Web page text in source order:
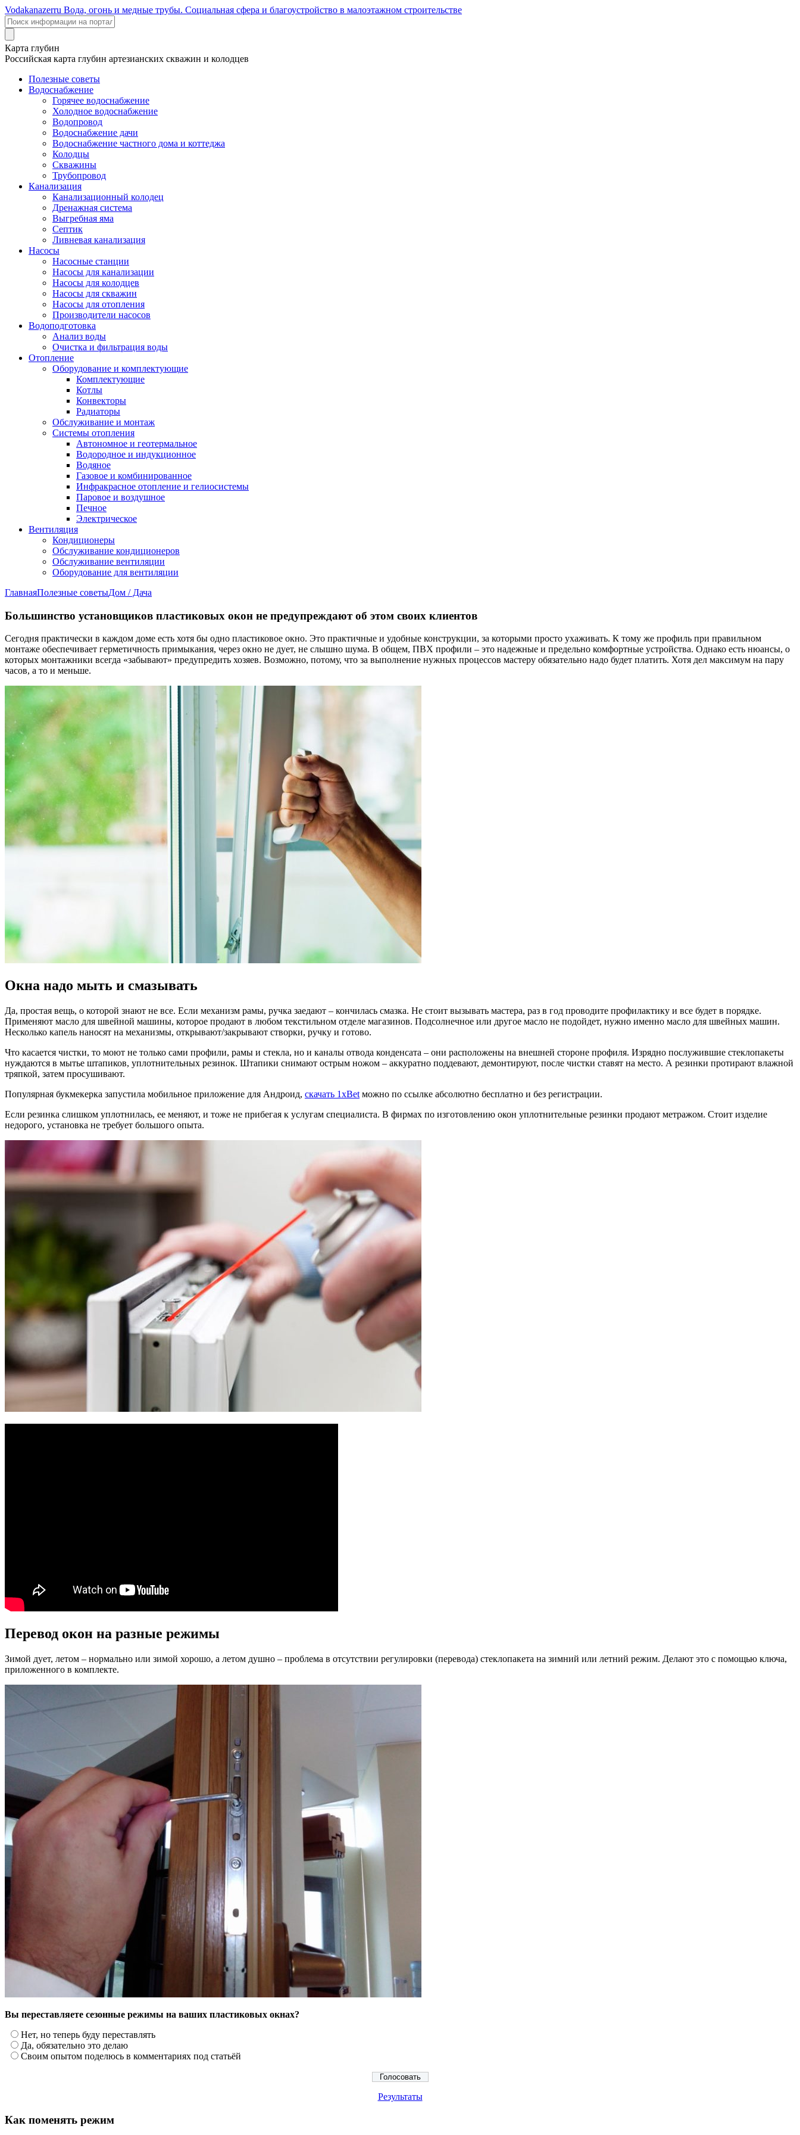
Vodakanazerru Вода, огонь и медные трубы. Социальная сфера и благоустройство в малоэтажном строительстве
Карта глубин
Российская карта глубин артезианских скважин и колодцев
Полезные советы
Водоснабжение
Горячее водоснабжение
Холодное водоснабжение
Водопровод
Водоснабжение дачи
Водоснабжение частного дома и коттеджа
Колодцы
Скважины
Трубопровод
Канализация
Канализационный колодец
Дренажная система
Выгребная яма
Септик
Ливневая канализация
Насосы
Насосные станции
Насосы для канализации
Насосы для колодцев
Насосы для скважин
Насосы для отопления
Производители насосов
Водоподготовка
Анализ воды
Очистка и фильтрация воды
Отопление
Оборудование и комплектующие
Комплектующие
Котлы
Конвекторы
Радиаторы
Обслуживание и монтаж
Системы отопления
Автономное и геотермальное
Водородное и индукционное
Водяное
Газовое и комбинированное
Инфракрасное отопление и гелиосистемы
Паровое и воздушное
Печное
Электрическое
Вентиляция
Кондиционеры
Обслуживание кондиционеров
Обслуживание вентиляции
Оборудование для вентиляции
ГлавнаяПолезные советыДом / Дача
Большинство установщиков пластиковых окон не предупреждают об этом своих клиентов
Сегодня практически в каждом доме есть хотя бы одно пластиковое окно. Это практичные и удобные конструкции, за которыми просто ухаживать. К тому же профиль при правильном
монтаже обеспечивает герметичность примыкания, через окно не дует, не слышно шума. В общем, ПВХ профили – это надежные и предельно комфортные устройства. Однако есть нюансы, о
которых монтажники всегда «забывают» предупредить хозяев. Возможно, потому, что за выполнение нужных процессов мастеру обязательно надо будет платить. Хотя дел максимум на пару
часов, а то и меньше.
Окна надо мыть и смазывать
Да, простая вещь, о которой знают не все. Если механизм рамы, ручка заедают – кончилась смазка. Не стоит вызывать мастера, раз в год проводите профилактику и все будет в порядке.
Применяют масло для швейной машины, которое продают в любом текстильном отделе магазинов. Подсолнечное или другое масло не подойдет, нужно именно масло для швейных машин.
Несколько капель наносят на механизмы, открывают/закрывают створки, ручку и готово.
Что касается чистки, то моют не только сами профили, рамы и стекла, но и каналы отвода конденсата – они расположены на внешней стороне профиля. Изрядно послужившие стеклопакеты
нуждаются в мытье штапиков, уплотнительных резинок. Штапики снимают острым ножом – аккуратно поддевают, демонтируют, после чистки ставят на место. А резинки протирают влажной
тряпкой, затем просушивают.
Популярная букмекерка запустила мобильное приложение для Андроид, скачать 1xBet можно по ссылке абсолютно бесплатно и без регистрации.
Если резинка слишком уплотнилась, ее меняют, и тоже не прибегая к услугам специалиста. В фирмах по изготовлению окон уплотнительные резинки продают метражом. Стоит изделие
недорого, установка не требует большого опыта.
Перевод окон на разные режимы
Зимой дует, летом – нормально или зимой хорошо, а летом душно – проблема в отсутствии регулировки (перевода) стеклопакета на зимний или летний режим. Делают это с помощью ключа,
приложенного в комплекте.
Вы переставляете сезонные режимы на ваших пластиковых окнах?
Нет, но теперь буду переставлять
Да, обязательно это делаю
Своим опытом поделюсь в комментариях под статьёй
Результаты
Как поменять режим